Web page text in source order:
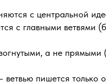
с центральной
с главными ветвями
а не прямыми
пишется только